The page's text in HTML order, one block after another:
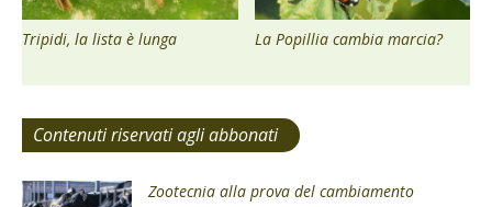
Tripidi, la lista è lunga La Popillia cambia marcia?
Contenuti riservati agli abbonati
Zootecnia alla prova del cambiamento